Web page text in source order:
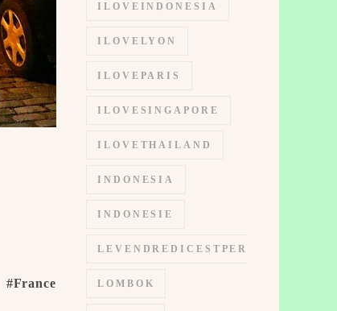
ILOVEINDONESIA
ILOVELYON
ILOVEPARIS
ILOVESINGAPORE
ILOVETHAILAND
INDONESIA
INDONESIE
LEVENDREDICESTPERMIS
LOMBOK